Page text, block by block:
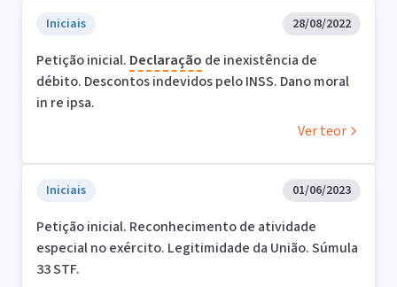
Iniciais 28/08/2022
Petição inicial. Declaração de inexistência de
débito. Descontos indevidos pelo INSS. Dano moral
in re ipsa.
Ver teor
Iniciais 01/06/2023
Petição inicial. Reconhecimento de atividade
especial no exército. Legitimidade da União. Súmula
33 STF.